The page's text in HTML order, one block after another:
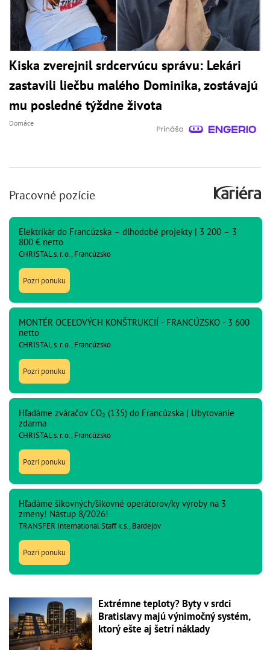
Kiska zverejnil srdcervúcu správu: Lekári
zastavili liečbu malého Dominika, zostávajú
mu posledné týždne života
Domáce
Pracovné pozície
Elektrikár do Francúzska – dlhodobé projekty | 3 200 – 3
800 € netto
CHRISTAL s. r. o., Francúzsko
Pozri ponuku
MONTÉR OCEĽOVÝCH KONŠTRUKCIÍ - FRANCÚZSKO - 3 600
netto
CHRISTAL s. r. o., Francúzsko
Pozri ponuku
Hľadáme zváračov CO₂ (135) do Francúzska | Ubytovanie
zdarma
CHRISTAL s. r. o., Francúzsko
Pozri ponuku
Hľadáme šikovných/šikovné operátorov/ky výroby na 3
zmeny! Nástup 8/2026!
TRANSFER International Staff k.s., Bardejov
Pozri ponuku
Extrémne teploty? Byty v srdci
Bratislavy majú výnimočný systém,
ktorý ešte aj šetrí náklady